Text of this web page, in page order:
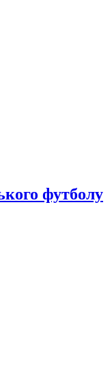
футболу